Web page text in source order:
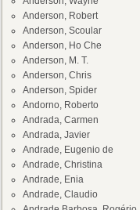
Anderson, Robert
Anderson, Scoular
Anderson, Ho Che
Anderson, M. T.
Anderson, Chris
Anderson, Spider
Andorno, Roberto
Andrada, Carmen
Andrada, Javier
Andrade, Eugenio de
Andrade, Christina
Andrade, Enia
Andrade, Claudio